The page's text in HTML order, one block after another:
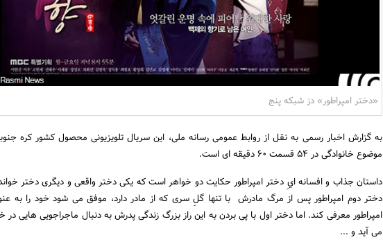
«دختر امپراطور» دز شبکه پنج
به گزارش اخبار رسمی به نقل از روابط عمومی رسانه ملی، این سریال تلویزیونی محصول کشور کره
موضوع خانوادگی در 54 قسمت 60 دقیقه ای است.
داستان جذاب و افسانه ايِ دختر امپراطور حکایت دو خواهر است که یکی دختر واقعی و دیگری دختر
دختر دوم امپراطور پس از مرگ مادرش با تنها گلِ سری که از مادر دارد، موفق می شود خود را به
امپراطور معرفی کند. اما دختر اول با پی بردن به این راز بزرگ زندگی پدرش به دنبال ماجراجویی هایی در
می آید و ...